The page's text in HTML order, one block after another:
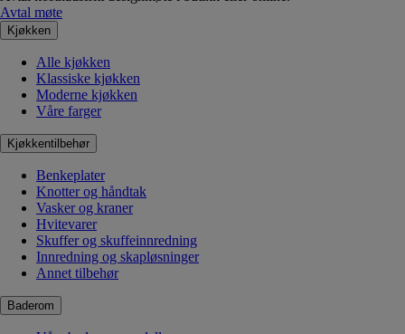
Avtal møte
Kjøkken
Alle kjøkken
Klassiske kjøkken
Moderne kjøkken
Våre farger
Kjøkkentilbehør
Benkeplater
Knotter og håndtak
Vasker og kraner
Hvitevarer
Skuffer og skuffeinnredning
Innredning og skapløsninger
Annet tilbehør
Baderom